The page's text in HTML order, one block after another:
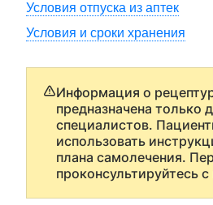
Условия отпуска из аптек
Условия и сроки хранения
Информация о
предназначена только
специалистов.
использовать
плана самолечения.
проконсультируйтесь